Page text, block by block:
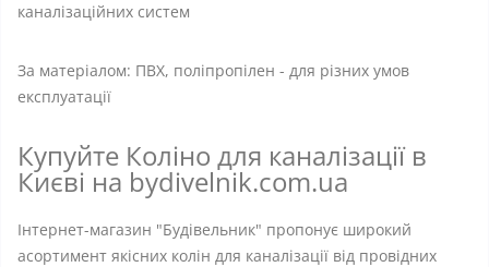
каналізаційних систем
За матеріалом: ПВХ, поліпропілен - для різних умов
експлуатації
Купуйте Коліно для каналізації в
Києві на bydivelnik.com.ua
Інтернет-магазин "Будівельник" пропонує широкий
асортимент якісних колін для каналізації від провідних